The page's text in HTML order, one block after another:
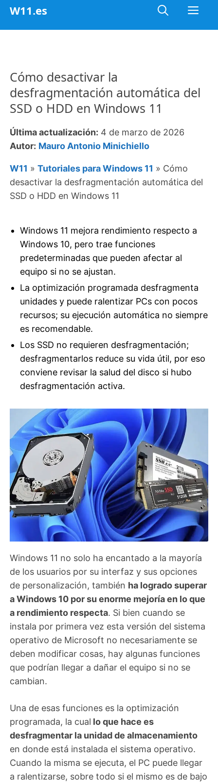
Saltar
W11.es
Cómo desactivar la
desfragmentación automática del
SSD o HDD en Windows 11
Última actualización: 4 de marzo de 2026
Autor: Mauro Antonio Minichiello
W11 » Tutoriales para Windows 11 » Cómo
desactivar la desfragmentación automática del
SSD o HDD en Windows 11
Windows 11 mejora rendimiento respecto a
Windows 10, pero trae funciones
predeterminadas que pueden afectar al
equipo si no se ajustan.
La optimización programada desfragmenta
unidades y puede ralentizar PCs con pocos
recursos; su ejecución automática no siempre
es recomendable.
Los SSD no requieren desfragmentación;
desfragmentarlos reduce su vida útil, por eso
conviene revisar la salud del disco si hubo
desfragmentación activa.
Windows 11 no solo ha encantado a la mayoría
de los usuarios por su interfaz y sus opciones
de personalización, también ha logrado superar
a Windows 10 por su enorme mejoría en lo que
a rendimiento respecta. Si bien cuando se
instala por primera vez esta versión del sistema
operativo de Microsoft no necesariamente se
deben modificar cosas, hay algunas funciones
que podrían llegar a dañar el equipo si no se
cambian.
Una de esas funciones es la optimización
programada, la cual lo que hace es
desfragmentar la unidad de almacenamiento
en donde está instalada el sistema operativo.
Cuando la misma se ejecuta, el PC puede llegar
a ralentizarse, sobre todo si el mismo es de bajo